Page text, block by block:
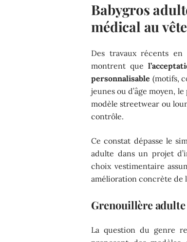
Babygros
médical au
Des travaux récents
montrent que
personnalisable (motifs,
jeunes ou d’âge moyen,
modèle streetwear ou
contrôle.
Ce constat dépasse le
adulte dans un projet
choix vestimentaire
amélioration concrète
Grenouillère
La question du genre